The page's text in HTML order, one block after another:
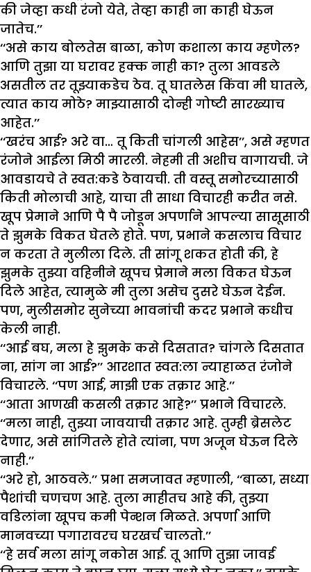
की जेव्हा कधी रंजो येते, तेव्हा काही ना काही घेऊन
जातेच.’’
‘‘असे काय बोलतेस बाळा, कोण कशाला काय म्हणेल?
आणि तुझा या घरावर हक्क नाही का? तुला आवडले
असतील तर तूझ्याकडेच ठेव. तू घातलेस किंवा मी घातले,
त्यात काय मोठे? माझ्यासाठी दोन्ही गोष्टी सारख्याच
आहेत.’’
‘‘खरंच आई? अरे वा… तू किती चांगली आहेस’’, असे म्हणत
रंजोने आईला मिठी मारली. नेहमी ती अशीच वागायची. जे
आवडायचे ते स्वत:कडे ठेवायची. ती वस्तू समोरच्यासाठी
किती मोलाची आहे, याचा ती साधा विचारही करीत नसे.
खूप प्रेमाने आणि पै पै जोडून अपर्णाने आपल्या सासूसाठी
ते झुमके विकत घेतले होते. पण, प्रभाने कसलाच विचार
न करता ते मुलीला दिले. ती सांगू शकत होती की, हे
झुमके तुझ्या वहिनीने खूपच प्रेमाने मला विकत घेऊन
दिले आहेत, त्यामुळे मी तुला असेच दुसरे घेऊन देईन.
पण, मुलीसमोर सुनेच्या भावनांची कदर प्रभाने कधीच
केली नाही.
‘‘आई बघ, मला हे झुमके कसे दिसतात? चांगले दिसतात
ना, सांग ना आई?’’ आरशात स्वत:ला न्याहाळत रंजोने
विचारले. ‘‘पण आई, माझी एक तक्रार आहे.’’
‘‘आता आणखी कसली तक्रार आहे?’’ प्रभाने विचारले.
‘‘मला नाही, तुझ्या जावयाची तक्रार आहे. तुम्ही ब्रेसलेट
देणार, असे सांगितले होते त्यांना, पण अजून घेऊन दिले
नाही.’’
‘‘अरे हो, आठवले.’’ प्रभा समजावत म्हणाली, ‘‘बाळा, सध्या
पैशांची चणचण आहे. तुला माहीतच आहे की, तुझ्या
वडिलांना खूपच कमी पेन्शन मिळते. अपर्णा आणि
मानवच्या पगारावरच घरखर्च चालतो.’’
‘‘हे सर्व मला सांगू नकोस आई. तू आणि तुझा जावई